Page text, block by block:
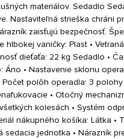
materiálov. Sedadlo
Nastaviteľná strieška chráni
zaisťujú bezpečnosť.
hlbokej vaničky: Plast •
dieťaťa: 22 kg Sedadlo •
Áno • Nastavenie sklonu
Počet polôh operadla: 3
• Otočný
kolesách • Systém
nákupného košíka: Látka •
sedacia jednotka • Nárazník